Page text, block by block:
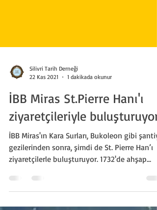
Silivri Tarih Derneği
22 Kas 2021
1 dakikada okunur
İBB Miras St.Pierre Hanı'ı
ziyaretçileriyle buluşturuyor
İBB Miras'ın Kara Surları, Bukoleon gibi
gezilerinden sonra, şimdi de St. Pierre Han’ı